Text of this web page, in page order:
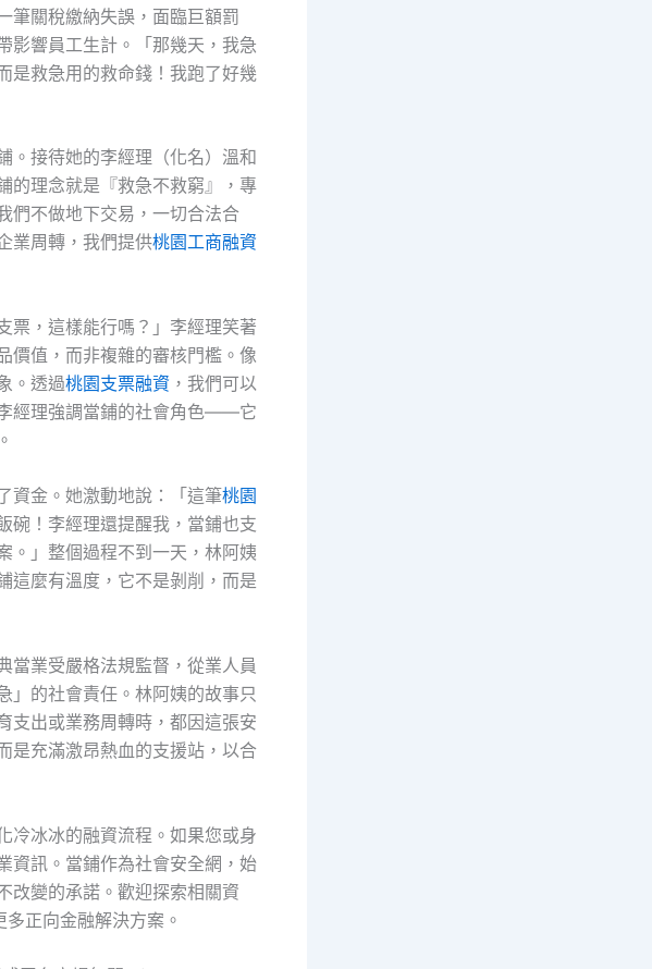
筆關稅繳納失誤，面臨巨額罰
影響員工生計。「那幾天，我急
是救急用的救命錢！我跑了好幾
。接待她的李經理（化名）溫和
的理念就是『救急不救窮』，專
們不做地下交易，一切合法合
業周轉，我們提供桃園工商融資
票，這樣能行嗎？」李經理笑著
價值，而非複雜的審核門檻。像
。透過桃園支票融資 ，我們可以
經理強調當鋪的社會角色——它
資金。她激動地說：「這筆桃園
碗！李經理還提醒我，當鋪也支
。」整個過程不到一天，林阿姨
這麼有溫度，它不是剝削，而是
當業受嚴格法規監督，從業人員
」的社會責任。林阿姨的故事只
支出或業務周轉時，都因這張安
是充滿激昂熱血的支援站，以合
冷冰冰的融資流程。如果您或身
資訊。當鋪作為社會安全網，始
變的承諾。歡迎探索相關資
多正向金融解決方案。